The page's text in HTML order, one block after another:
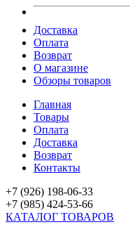
Доставка
Оплата
Возврат
О магазине
Обзоры товаров
Главная
Товары
Оплата
Доставка
Возврат
Контакты
+7 (926) 198-06-33
+7 (985) 424-53-66
КАТАЛОГ ТОВАРОВ